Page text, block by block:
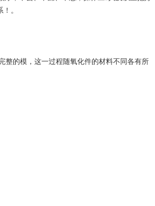
。
整的模，这一过程随氧化件的材料不同各有所